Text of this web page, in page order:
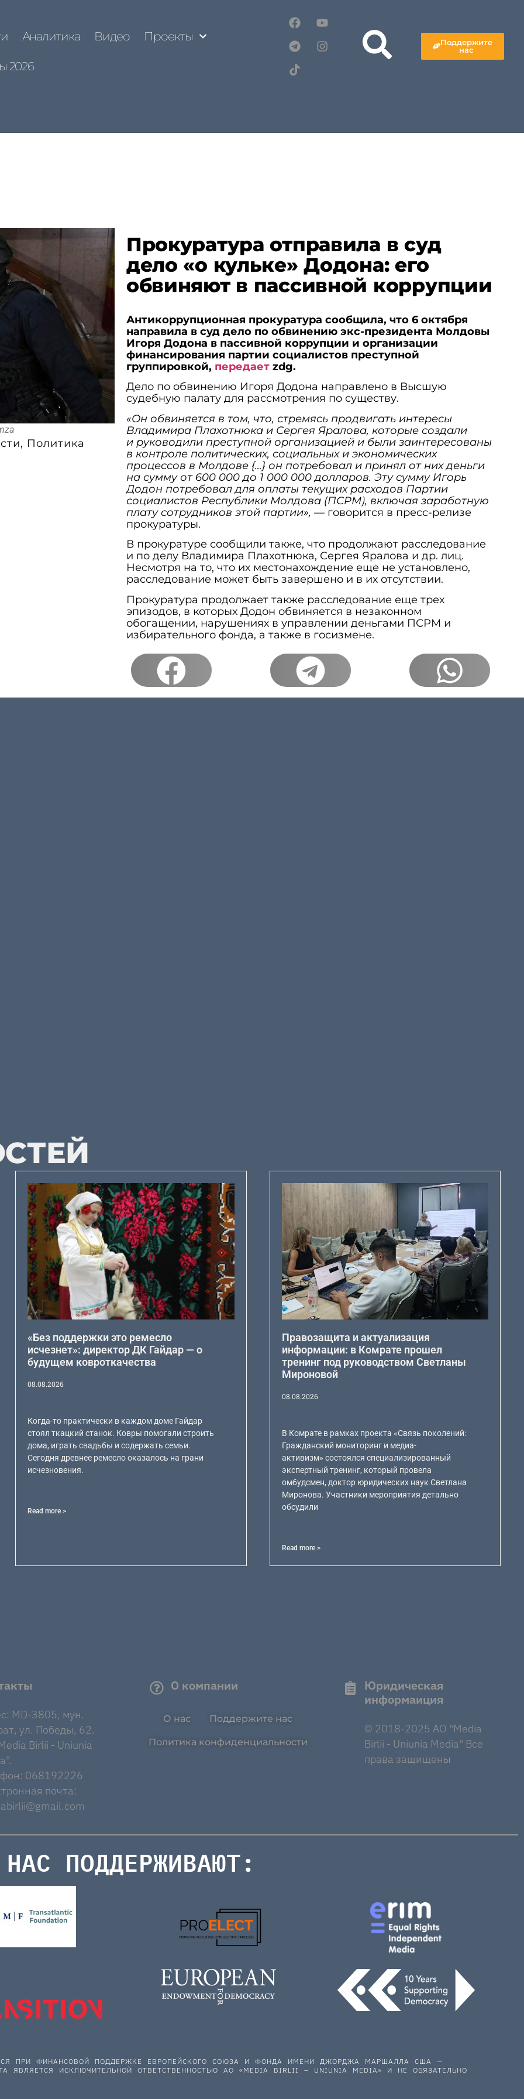
Аналитика Видео Проекты
2026
Поддержите
нас
, Политика
Прокуратура отправила в суд
дело «о кульке» Додона: его
обвиняют в пассивной коррупции
Антикоррупционная прокуратура сообщила, что 6 октября
направила в суд дело по обвинению экс-президента Молдовы
Игоря Додона в пассивной коррупции и организации
финансирования партии социалистов преступной
группировкой, передаетzdg.
Дело по обвинению Игоря Додона направлено в Высшую
судебную палату для рассмотрения по существу.
«Он обвиняется в том, что, стремясь продвигать интересы
Владимира Плахотнюка и Сергея Яралова, которые создали
и руководили преступной организацией и были заинтересованы
в контроле политических, социальных и экономических
процессов в Молдове {…} он потребовал и принял от них деньги
на сумму от 600 000 до 1 000 000 долларов. Эту сумму Игорь
Додон потребовал для оплаты текущих расходов Партии
социалистов Республики Молдова (ПСРМ), включая заработную
плату сотрудников этой партии», — говорится в пресс-релизе
прокуратуры.
В прокуратуре сообщили также, что продолжают расследование
и по делу Владимира Плахотнюка, Сергея Яралова и др. лиц.
Несмотря на то, что их местонахождение еще не установлено,
расследование может быть завершено и в их отсутствии.
Прокуратура продолжает также расследование еще трех
эпизодов, в которых Додон обвиняется в незаконном
обогащении, нарушениях в управлении деньгами ПСРМ и
избирательного фонда, а также в госизмене.
«Без поддержки это ремесло
исчезнет»: директор ДК Гайдар — о
будущем ковроткачества
08.08.2026
Когда-то практически в каждом доме Гайдар
стоял ткацкий станок. Ковры помогали строить
дома, играть свадьбы и содержать семьи.
Сегодня древнее ремесло оказалось на грани
исчезновения.
Read more >
Правозащита и актуализация
информации: в Комрате прошел
тренинг под руководством Светланы
Мироновой
08.08.2026
В Комрате в рамках проекта «Связь поколений:
Гражданский мониторинг и медиа-
активизм» состоялся специализированный
экспертный тренинг, который провела
омбудсмен, доктор юридических наук Светлана
Миронова. Участники мероприятия детально
обсудили
Read more >
MD-3805, мун.
ул. Победы, 62.
Birlii - Uniunia
068192226
почта:
О компании
О нас Поддержите нас
Политика конфиденциальности
Юридическая
информаиция
© 2018-2025 AO "Media
Birlii - Uniunia Media" Все
права защищены
НАС ПОДДЕРЖИВАЮТ:
ПРИ ФИНАНСОВОЙ ПОДДЕРЖКЕ ЕВРОПЕЙСКОГО СОЮЗА И ФОНДА ИМЕНИ ДЖОРДЖА МАРШАЛЛА США —
ЯВЛЯЕТСЯ ИСКЛЮЧИТЕЛЬНОЙ ОТВЕТСТВЕННОСТЬЮ АО «MEDIA BIRLII – UNIUNIA MEDIA» И НЕ ОБЯЗАТЕЛЬНО